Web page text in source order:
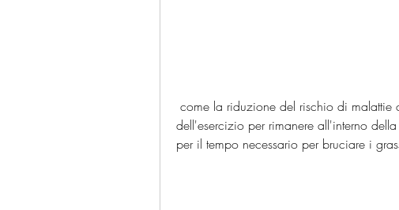
dell'esercizio per rimanere all'interno
per il tempo necessario per bruciare i